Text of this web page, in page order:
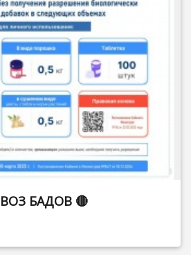
БАДОВ 🔴